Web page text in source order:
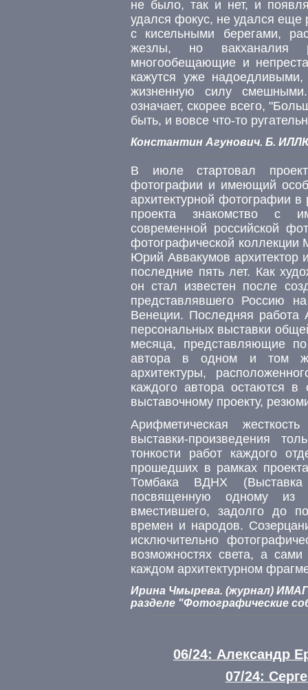
не было, так и нет, и
удался фокус, не удался
с кисельными берегами,
жезлы, но вакханалия
многообещающие и
кажутся уже надоедливыми,
жизненную силу
означает, скорее всего,
быть, и вовсе что-то
Константин Агунович. Б.
В июле стартовал
фотографии и имеющий
архитектурной фотографии
проекта знакомство с
современной российской
фотографической коллекции
Юрий Аввакумов
последние пять лет. Как
он стал известен после
представлявшего Россию
Венеции. Последняя работа
персональных выставки
месяца, представляющие
автора в одном и том
архитектуры,
каждого автора остаются
выставочному проекту,
Арифметическая
выставки-произведения
тонкости работ каждого
прошедших в рамках
Томбака ВДНХ (Выставка
посвященную одному из
вместившего, задолго до
времен и народов.
исключительно
возможностях света, а
каждом архитектурном
Ирина Чмырева. (журнал)
разделе "Фотографические
06/24: Александр
07/24: